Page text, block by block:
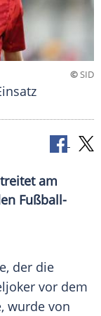
©SID
am
Fußball-
der die
vor dem
wurde von